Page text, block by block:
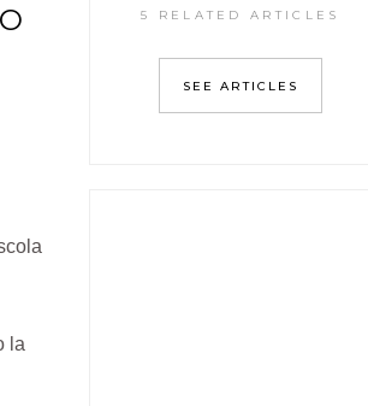
la
5 RELATED ARTICLES
SEE ARTICLES